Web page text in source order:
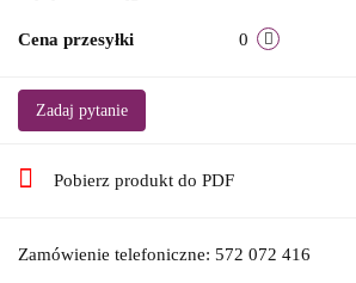
Cena przesyłki 0
Zadaj pytanie
Pobierz produkt do PDF
Zamówienie telefoniczne: 572 072 416